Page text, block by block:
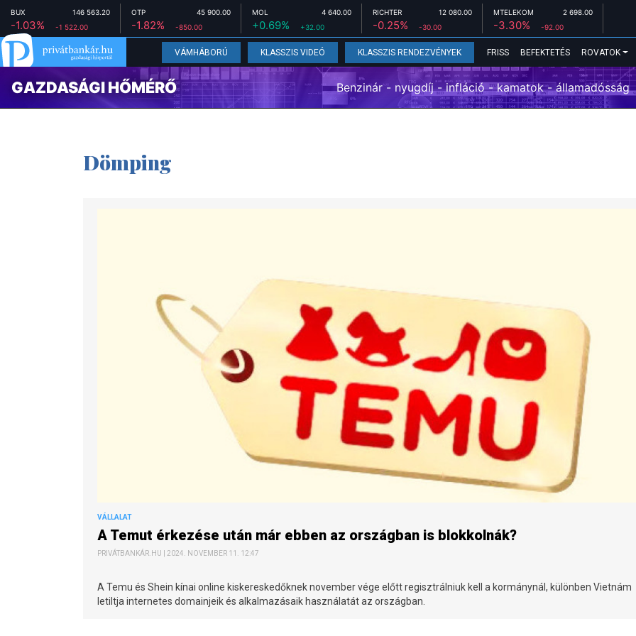
BUX 146 563.20
-1.03% -1 522.00
OTP 45 900.00
-1.82% -850.00
MOL 4 640.00
+0.69% +32.00
RICHTER 12 080.00
-0.25% -30.00
MTELEKOM 2 698.00
-3.30% -92.00
VÁMHÁBORÚ KLASSZIS VIDEÓ KLASSZIS RENDEZVÉNYEK FRISS BEFEKTETÉS ROVATOK
GAZDASÁGI HŐMÉRŐ Benzinár - nyugdíj - infláció - kamatok - államadósság
Dömping
VÁLLALAT
A Temut érkezése után már ebben az országban is blokkolnák?
PRIVÁTBANKÁR.HU | 2024. NOVEMBER 11. 12:47
A Temu és Shein kínai online kiskereskedőknek november vége előtt regisztrálniuk kell a kormánynál, különben Vietnám
letiltja internetes domainjeik és alkalmazásaik használatát az országban.